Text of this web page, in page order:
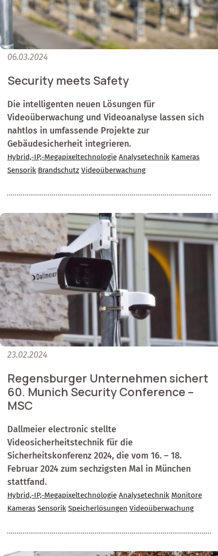
06.03.2024
Security meets Safety
Die intelligenten neuen Lösungen für
Videoüberwachung und Videoanalyse lassen sich
nahtlos in umfassende Projekte zur
Gebäudesicherheit integrieren.
Hybrid,-IP,-Megapixeltechnologie Analysetechnik Kameras
Sensorik Brandschutz Videoüberwachung
23.02.2024
Regensburger Unternehmen sichert
60. Munich Security Conference –
MSC
Dallmeier electronic stellte
Videosicherheitstechnik für die
Sicherheitskonferenz 2024, die vom 16. – 18.
Februar 2024 zum sechzigsten Mal in München
stattfand.
Hybrid,-IP,-Megapixeltechnologie Analysetechnik Monitore
Kameras Sensorik Speicherlösungen Videoüberwachung